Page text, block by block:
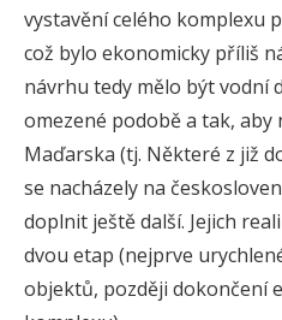
vystavění celého komplexu
což bylo ekonomicky příliš
návrhu tedy mělo být vodní
omezené podobě a tak, aby
Maďarska (tj. Některé z již
se nacházely na
doplnit ještě další. Jejich
dvou etap (nejprve
objektů, později dokončení